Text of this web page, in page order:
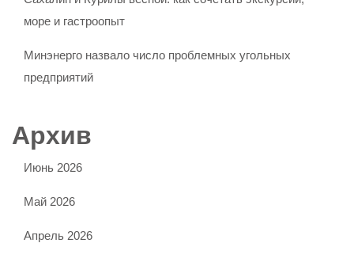
море и гастроопыт
Минэнерго назвало число проблемных угольных
предприятий
Архив
Июнь 2026
Май 2026
Апрель 2026